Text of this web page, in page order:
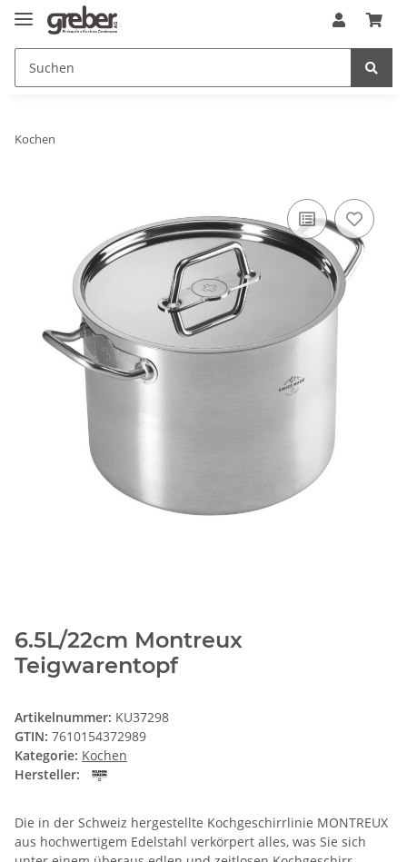
Kochen
6.5L/22cm Montreux
Teigwarentopf
Artikelnummer: KU37298
GTIN: 7610154372989
Kategorie: Kochen
Hersteller:
Die in der Schweiz hergestellte Kochgeschirrlinie MONTREUX
aus hochwertigem Edelstahl verkörpert alles, was Sie sich